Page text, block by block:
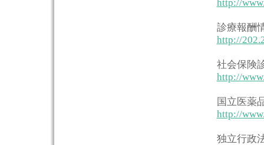
http://
診療報酬
http://
社会保険
http://
国立医薬
http://
独立行政